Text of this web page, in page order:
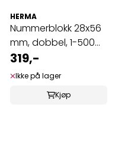
HERMA
Nummerblokk 28x56
mm, dobbel, 1-500
gul 100 ark, ...
319,-
Ikke på lager
Kjøp